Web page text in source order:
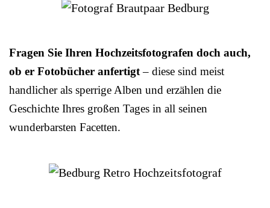
Fragen Sie Ihren Hochzeitsfotografen doch auch,
ob er Fotobücher anfertigt– diese sind meist
handlicher als sperrige Alben und erzählen die
Geschichte Ihres großen Tages in all seinen
wunderbarsten Facetten.